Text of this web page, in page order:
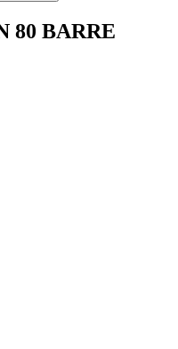
80 BARRE